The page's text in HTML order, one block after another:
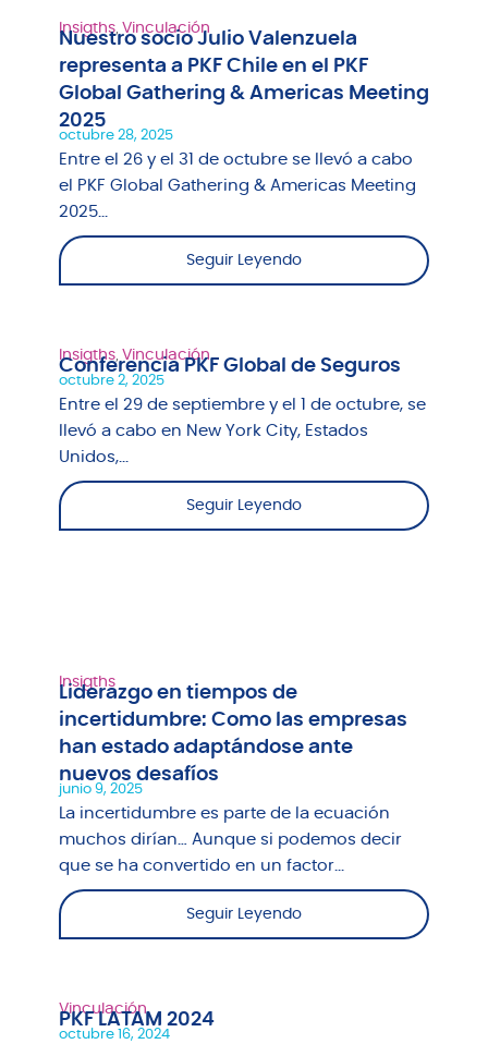
Insigths, Vinculación
Nuestro socio Julio Valenzuela
representa a PKF Chile en el PKF
Global Gathering & Americas Meeting
2025
octubre 28, 2025
Entre el 26 y el 31 de octubre se llevó a cabo
el PKF Global Gathering & Americas Meeting
2025...
Seguir Leyendo
Insigths, Vinculación
Conferencia PKF Global de Seguros
octubre 2, 2025
Entre el 29 de septiembre y el 1 de octubre, se
llevó a cabo en New York City, Estados
Unidos,...
Seguir Leyendo
Insigths
Liderazgo en tiempos de
incertidumbre: Como las empresas
han estado adaptándose ante
nuevos desafíos
junio 9, 2025
La incertidumbre es parte de la ecuación
muchos dirían… Aunque si podemos decir
que se ha convertido en un factor...
Seguir Leyendo
Vinculación
PKF LATAM 2024
octubre 16, 2024